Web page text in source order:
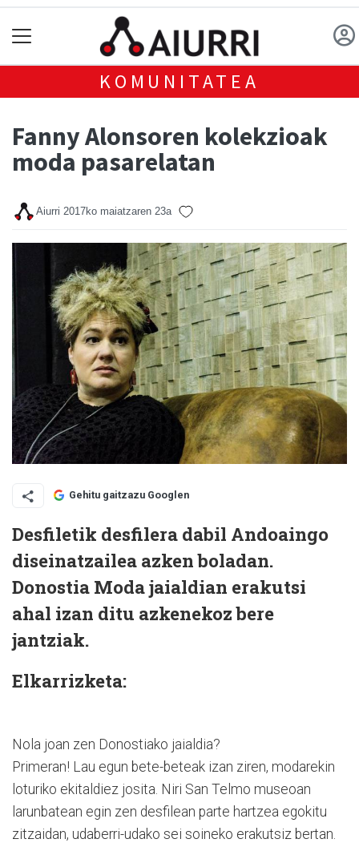
KOMUNITATEA
Fanny Alonsoren kolekzioak
moda pasarelatan
Aiurri 2017ko maiatzaren 23a
Gehitu gaitzazu Googlen
Desfiletik desfilera dabil Andoaingo
diseinatzailea azken boladan.
Donostia Moda jaialdian erakutsi
ahal izan ditu azkenekoz bere
jantziak.
Elkarrizketa:
Nola joan zen Donostiako jaialdia?
Primeran! Lau egun bete-beteak izan ziren, modarekin
loturiko ekitaldiez josita. Niri San Telmo museoan
larunbatean egin zen desfilean parte hartzea egokitu
zitzaidan, udaberri-udako sei soineko erakutsiz bertan.